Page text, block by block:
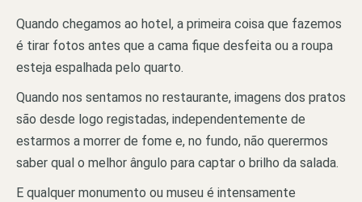
Quando chegamos ao hotel, a primeira coisa que fazemos
é tirar fotos antes que a cama fique desfeita ou a roupa
esteja espalhada pelo quarto.
Quando nos sentamos no restaurante, imagens dos pratos
são desde logo registadas, independentemente de
estarmos a morrer de fome e, no fundo, não querermos
saber qual o melhor ângulo para captar o brilho da salada.
E qualquer monumento ou museu é intensamente